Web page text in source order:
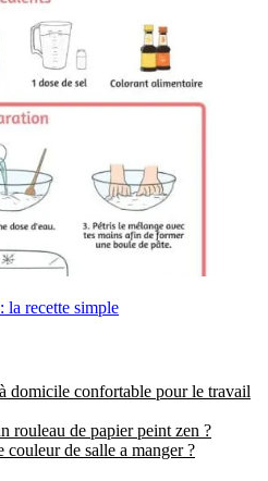
la recette simple
domicile confortable pour le travail
rouleau de papier peint zen ?
couleur de salle a manger ?